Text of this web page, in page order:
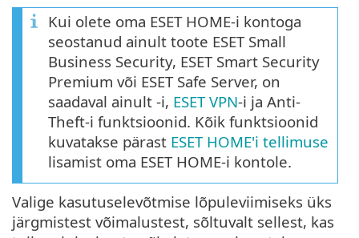
Kui olete oma ESET HOME-i kontoga
seostanud ainult toote ESET Small
Business Security, ESET Smart Security
Premium või ESET Safe Server, on
saadaval ainult -i, ESET VPN-i ja Anti-
Theft-i funktsioonid. Kõik funktsioonid
kuvatakse pärast ESET HOME'i tellimuse
lisamist oma ESET HOME-i kontole.
Valige kasutuselevõtmise lõpuleviimiseks üks
järgmistest võimalustest, sõltuvalt sellest, kas